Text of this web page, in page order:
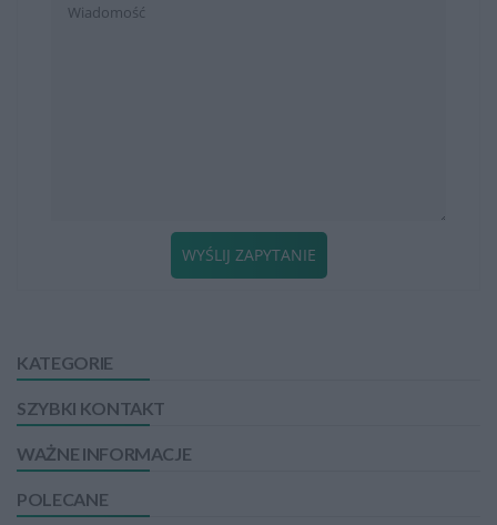
KATEGORIE
SZYBKI KONTAKT
WAŻNE INFORMACJE
POLECANE
WYŚLIJ ZAPYTANIE